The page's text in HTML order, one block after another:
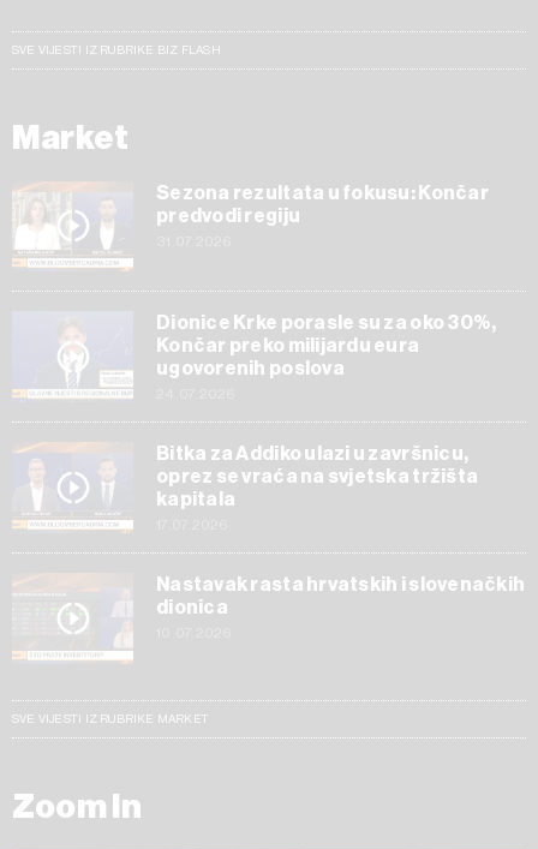
SVE VIJESTI IZ RUBRIKE BIZ FLASH
Market
Sezona rezultata u fokusu: Končar
predvodi regiju
Dionice Krke porasle su za oko 30%,
Končar preko milijardu eura
ugovorenih poslova
Bitka za Addiko ulazi u završnicu,
oprez se vraća na svjetska tržišta
kapitala
Nastavak rasta hrvatskih i slovenačkih
dionica
SVE VIJESTI IZ RUBRIKE MARKET
Zoom In